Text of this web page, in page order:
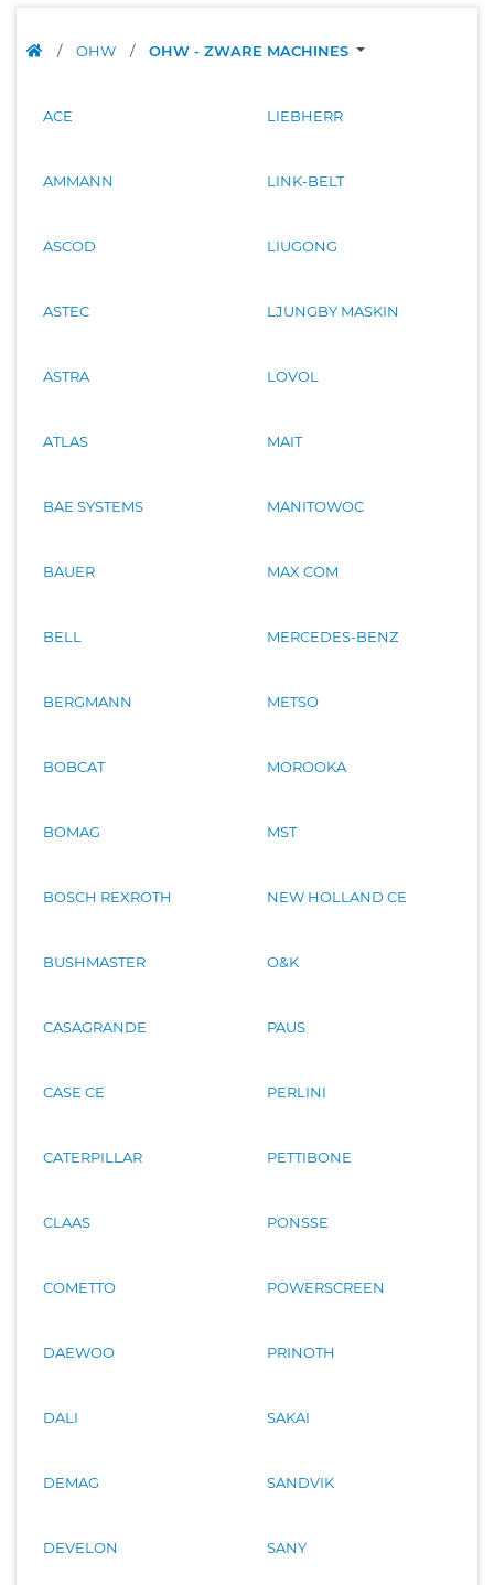
/ OHW / OHW - ZWARE MACHINES
ACE
AMMANN
ASCOD
ASTEC
ASTRA
ATLAS
BAE SYSTEMS
BAUER
BELL
BERGMANN
BOBCAT
BOMAG
BOSCH REXROTH
BUSHMASTER
CASAGRANDE
CASE CE
CATERPILLAR
CLAAS
COMETTO
DAEWOO
DALI
DEMAG
DEVELON
LIEBHERR
LINK-BELT
LIUGONG
LJUNGBY MASKIN
LOVOL
MAIT
MANITOWOC
MAX COM
MERCEDES-BENZ
METSO
MOROOKA
MST
NEW HOLLAND CE
O&K
PAUS
PERLINI
PETTIBONE
PONSSE
POWERSCREEN
PRINOTH
SAKAI
SANDVIK
SANY